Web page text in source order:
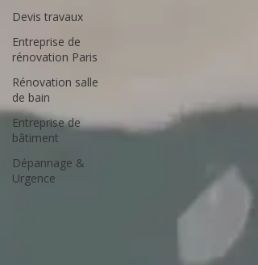
Devis travaux
Entreprise de
rénovation Paris
Rénovation salle
de bain
Entreprise de
bâtiment
Dépannage &
Urgence